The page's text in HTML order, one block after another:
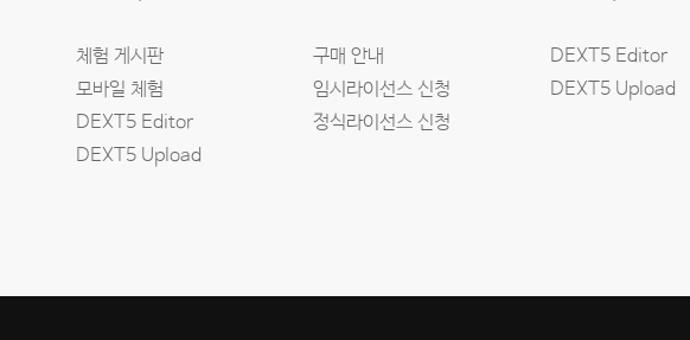
체험 게시판
모바일 체험
DEXT5 Editor
DEXT5 Upload
구매 안내
임시라이선스 신청
정식라이선스 신청
DEXT5 Editor
DEXT5 Upload